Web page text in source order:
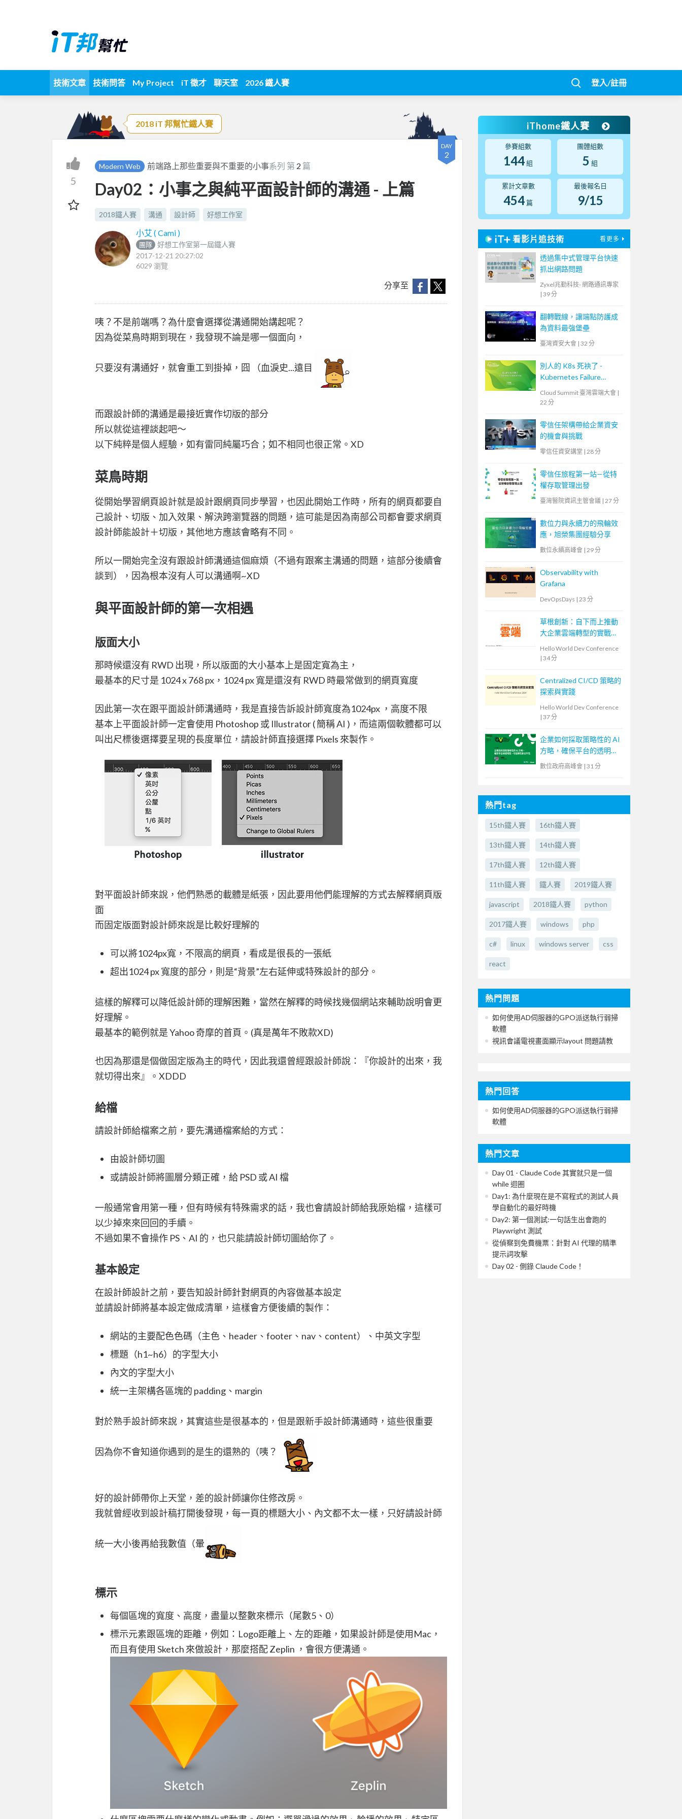
技術文章 技術問答 My Project iT 徵才 聊天室 2026 鐵人賽 登入/註冊
2018 iT 邦幫忙鐵人賽
DAY
2
5
Modern Web 前端路上那些重要與不重要的小事系列 第 2 篇
Day02：小事之與純平面設計師的溝通 - 上篇
2018鐵人賽 溝通 設計師 好想工作室
小艾 ( Cami )
團隊
好想工作室第一屆鐵人賽
2017-12-21 20:27:02
6029 瀏覽
分享至
咦？不是前端嗎？為什麼會選擇從溝通開始講起呢？
因為從菜鳥時期到現在，我發現不論是哪一個面向，
只要沒有溝通好，就會重工到掛掉，囧 （血淚史...遠目
而跟設計師的溝通是最接近實作切版的部分
所以就從這裡談起吧～
以下純粹是個人經驗，如有雷同純屬巧合；如不相同也很正常。XD
菜鳥時期
從開始學習網頁設計就是設計跟網頁同步學習，也因此開始工作時，所有的網頁都要自
己設計、切版、加入效果、解決跨瀏覽器的問題，這可能是因為南部公司都會要求網頁
設計師能設計＋切版，其他地方應該會略有不同。
所以一開始完全沒有跟設計師溝通這個麻煩（不過有跟案主溝通的問題，這部分後續會
談到），因為根本沒有人可以溝通啊~XD
與平面設計師的第一次相遇
版面大小
那時候還沒有 RWD 出現，所以版面的大小基本上是固定寬為主，
最基本的尺寸是 1024 x 768 px，1024 px 寬是還沒有 RWD 時最常做到的網頁寬度
因此第一次在跟平面設計師溝通時，我是直接告訴設計師寬度為1024px ，高度不限
基本上平面設計師一定會使用 Photoshop 或 Illustrator ( 簡稱 AI )，而這兩個軟體都可以
叫出尺標後選擇要呈現的長度單位，請設計師直接選擇 Pixels 來製作。
對平面設計師來說，他們熟悉的載體是紙張，因此要用他們能理解的方式去解釋網頁版
面
而固定版面對設計師來說是比較好理解的
可以將1024px寬，不限高的網頁，看成是很長的一張紙
超出1024 px 寬度的部分，則是“背景”左右延伸或特殊設計的部分。
這樣的解釋可以降低設計師的理解困難，當然在解釋的時候找幾個網站來輔助說明會更
好理解。
最基本的範例就是 Yahoo 奇摩的首頁。(真是萬年不敗款XD)
也因為那還是個做固定版為主的時代，因此我還曾經跟設計師說：『你設計的出來，我
就切得出來』。XDDD
給檔
請設計師給檔案之前，要先溝通檔案給的方式：
由設計師切圖
或請設計師將圖層分類正確，給 PSD 或 AI 檔
一般通常會用第一種，但有時候有特殊需求的話，我也會請設計師給我原始檔，這樣可
以少掉來來回回的手續。
不過如果不會操作 PS、AI 的，也只能請設計師切圖給你了。
基本設定
在設計師設計之前，要告知設計師針對網頁的內容做基本設定
並請設計師將基本設定做成清單，這樣會方便後續的製作：
網站的主要配色色碼（主色、header、footer、nav、content）、中英文字型
標題（h1~h6）的字型大小
內文的字型大小
統一主架構各區塊的 padding、margin
對於熟手設計師來說，其實這些是很基本的，但是跟新手設計師溝通時，這些很重要
因為你不會知道你遇到的是生的還熟的（咦？
好的設計師帶你上天堂，差的設計師讓你住修改房。
我就曾經收到設計稿打開後發現，每一頁的標題大小、內文都不太一樣，只好請設計師
統一大小後再給我數值（暈
標示
每個區塊的寬度、高度，盡量以整數來標示（尾數5、0）
標示元素跟區塊的距離，例如：Logo距離上、左的距離，如果設計師是使用Mac，
而且有使用 Sketch 來做設計，那麼搭配 Zeplin ，會很方便溝通。
iThome鐵人賽
參賽組數
144組
團體組數
5 組
累計文章數
454 篇
最後報名日
9/15
看影片追技術 看更多
透過集中式管理平台快速
抓出網路問題
Zyxel兆勤科技- 網路通訊專家
| 39 分
翻轉戰線，讓端點防護成
為資料最強堡壘
臺灣資安大會 | 32 分
別人的 K8s 死袂了 -
Kubernetes Failure
Cloud Summit 臺灣雲端大會 |
22 分
零信任架構帶給企業資安
的機會與挑戰
零信任資安講堂 | 28 分
零信任旅程第一站—從特
權存取管理出發
臺灣醫院資訊主管會議 | 27 分
數位力與永續力的飛輪效
應，旭榮集團經驗分享
數位永續高峰會 | 29 分
Observability with
Grafana
DevOpsDays | 23 分
草根創新：自下而上推動
大企業雲端轉型的實戰策
Hello World Dev Conference
| 34 分
Centralized CI/CD 策略的
探索與實踐
Hello World Dev Conference
| 37 分
企業如何採取策略性的 AI
方略，確保平台的透明
性、可信賴性和公平性
數位政府高峰會 | 31 分
熱門tag
15th鐵人賽 16th鐵人賽
13th鐵人賽 14th鐵人賽
17th鐵人賽 12th鐵人賽
11th鐵人賽 鐵人賽 2019鐵人賽
javascript 2018鐵人賽 python
2017鐵人賽 windows php
c# linux windows server css
react
熱門問題
如何使用AD伺服器的GPO派送執行弱掃
軟體
視訊會議電視畫面顯示layout 問題請教
熱門回答
如何使用AD伺服器的GPO派送執行弱掃
軟體
熱門文章
Day 01 - Claude Code 其實就只是一個
while 迴圈
Day1: 為什麼現在是不寫程式的測試人員
學自動化的最好時機
Day2: 第一個測試:一句話生出會跑的
Playwright 測試
從偵察到免費機票：針對 AI 代理的精準
提示詞攻擊
Day 02 - 側錄 Claude Code！